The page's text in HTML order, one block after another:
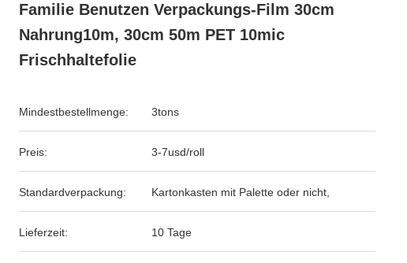
Familie Benutzen Verpackungs-Film 30cm
Nahrung10m, 30cm 50m PET 10mic
Frischhaltefolie
Mindestbestellmenge: 3tons
Preis: 3-7usd/roll
Standardverpackung: Kartonkasten mit Palette oder nicht,
Lieferzeit: 10 Tage